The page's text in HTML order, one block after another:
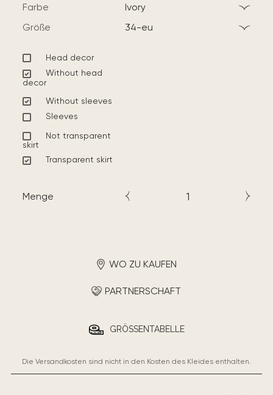
Farbe
ivory
Größe
34-eu
Head decor
Without head
decor
Without sleeves
Sleeves
Not transparent
skirt
Transparent skirt
Menge
WO ZU KAUFEN
PARTNERSCHAFT
GRÖSSENTABELLE
Die Versandkosten sind nicht in den Kosten des Kleides enthalten.